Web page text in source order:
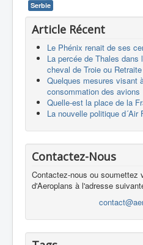
Serbie
Article Récent
Le Phénix renait de ses
La percée de Thales
cheval de Troie ou
Quelques mesures visant
consommation des avions
Quelle-est la place de la
La nouvelle politique d´Air
Contactez-Nous
Contactez-nous ou soumettez
d'Aeroplans à l'adresse